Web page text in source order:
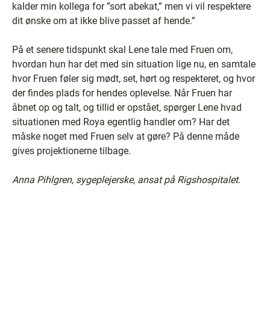
kalder min kollega for ”sort abekat,” men vi vil respektere
dit ønske om at ikke blive passet af hende.”
På et senere tidspunkt skal Lene tale med Fruen om,
hvordan hun har det med sin situation lige nu, en samtale
hvor Fruen føler sig mødt, set, hørt og respekteret, og hvor
der findes plads for hendes oplevelse. Når Fruen har
åbnet op og talt, og tillid er opstået, spørger Lene hvad
situationen med Roya egentlig handler om? Har det
måske noget med Fruen selv at gøre? På denne måde
gives projektionerne tilbage.
Anna Pihlgren, sygeplejerske, ansat på Rigshospitalet.